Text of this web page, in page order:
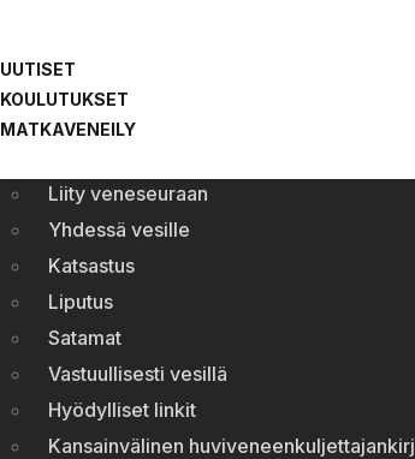
UUTISET
KOULUTUKSET
MATKAVENEILY
Liity veneseuraan
Yhdessä vesille
Katsastus
Liputus
Satamat
Vastuullisesti vesillä
Hyödylliset linkit
Kansainvälinen